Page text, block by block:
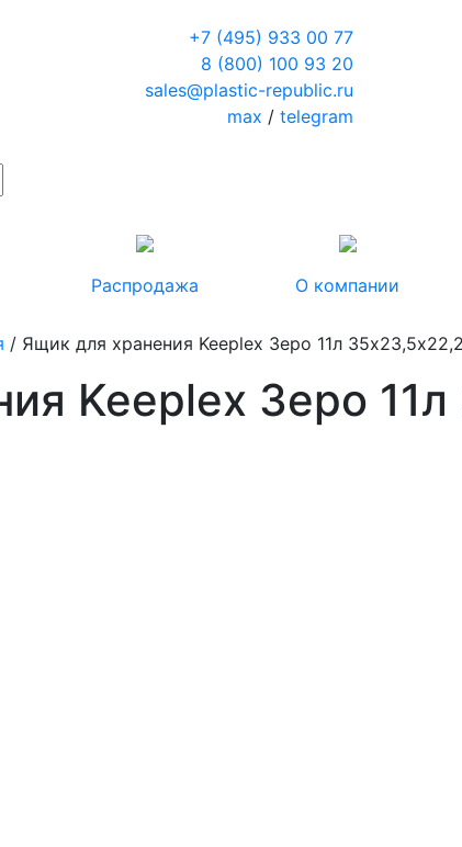
+7 (495) 933 00 77
8 (800) 100 93 20
sales@plastic-republic.ru
max / telegram
Распродажа О компании
/ Ящик для хранения Keeplex Зеро 11л
Keeplex Зеро